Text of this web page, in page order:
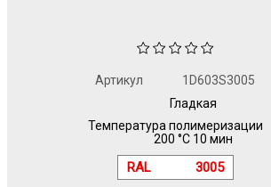
Артикул
1D603S3005
Гладкая
Температура полимеризации
200 °C 10 мин
RAL 3005